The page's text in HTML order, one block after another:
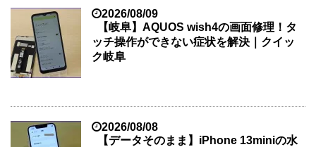
2026/08/09
【岐阜】AQUOS wish4の画面修理！タ
ッチ操作ができない症状を解決｜クイッ
ク岐阜
2026/08/08
【データそのまま】iPhone 13miniの水